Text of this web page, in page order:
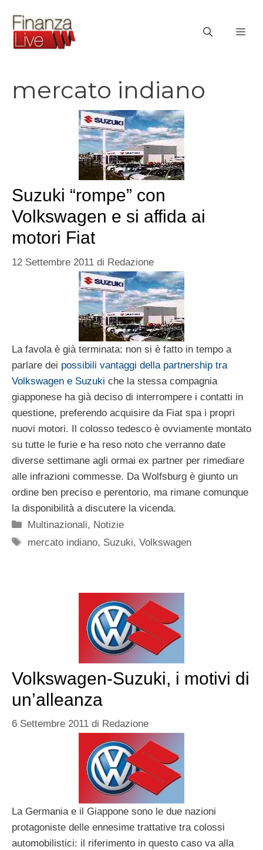
contenuto
mercato indiano
Suzuki “rompe” con
Volkswagen e si affida ai
motori Fiat
12 Settembre 2011 di Redazione
La favola è già terminata: non si è fatto in tempo a
parlare dei possibili vantaggi della partnership tra
Volkswagen e Suzuki che la stessa compagnia
giapponese ha già deciso di interrompere i contatti in
questione, preferendo acquisire da Fiat spa i propri
nuovi motori. Il colosso tedesco è ovviamente montato
su tutte le furie e ha reso noto che verranno date
diverse settimane agli ormai ex partner per rimediare
alle infrazioni commesse. Da Wolfsburg è giunto un
ordine ben preciso e perentorio, ma rimane comunque
la disponibilità a discutere la vicenda.
Categorie
Multinazionali, Notizie
Tag
mercato indiano, Suzuki,Volkswagen
Volkswagen-Suzuki, i motivi di
un’alleanza
6 Settembre 2011 di Redazione
La Germania e il Giappone sono le due nazioni
protagoniste delle ennesime trattative tra colossi
automobilistici: il riferimento in questo caso va alla